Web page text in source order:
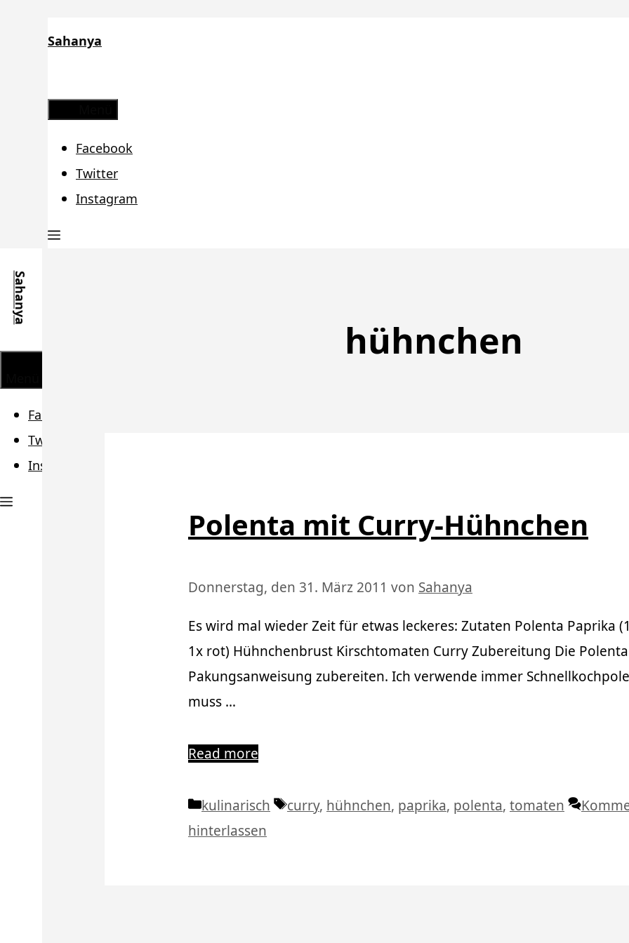
Sahanya
Facebook
Twitter
Instagram
Sahanya
Facebook
Twitter
Instagram
hühnchen
Polenta mit Curry-Hühnchen
Donnerstag, den 31. März 2011 von Sahanya
Es wird mal wieder Zeit für etwas leckeres: Zutaten Polenta Paprika
1x rot) Hühnchenbrust Kirschtomaten Curry Zubereitung Die
Pakungsanweisung zubereiten. Ich verwende immer
muss …
Read more
Kategorien
kulinarisch Schlagwörter
curry, hühnchen, paprika, polenta, tomaten
hinterlassen